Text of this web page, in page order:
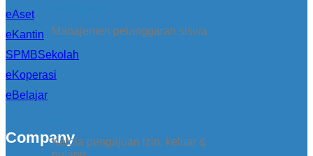
Manajemen pelanggaran siswa
Kelola pengajuan izin, keluar &
eAset
eKantin
SPMBSekolah
eKoperasi
eBelajar
Company